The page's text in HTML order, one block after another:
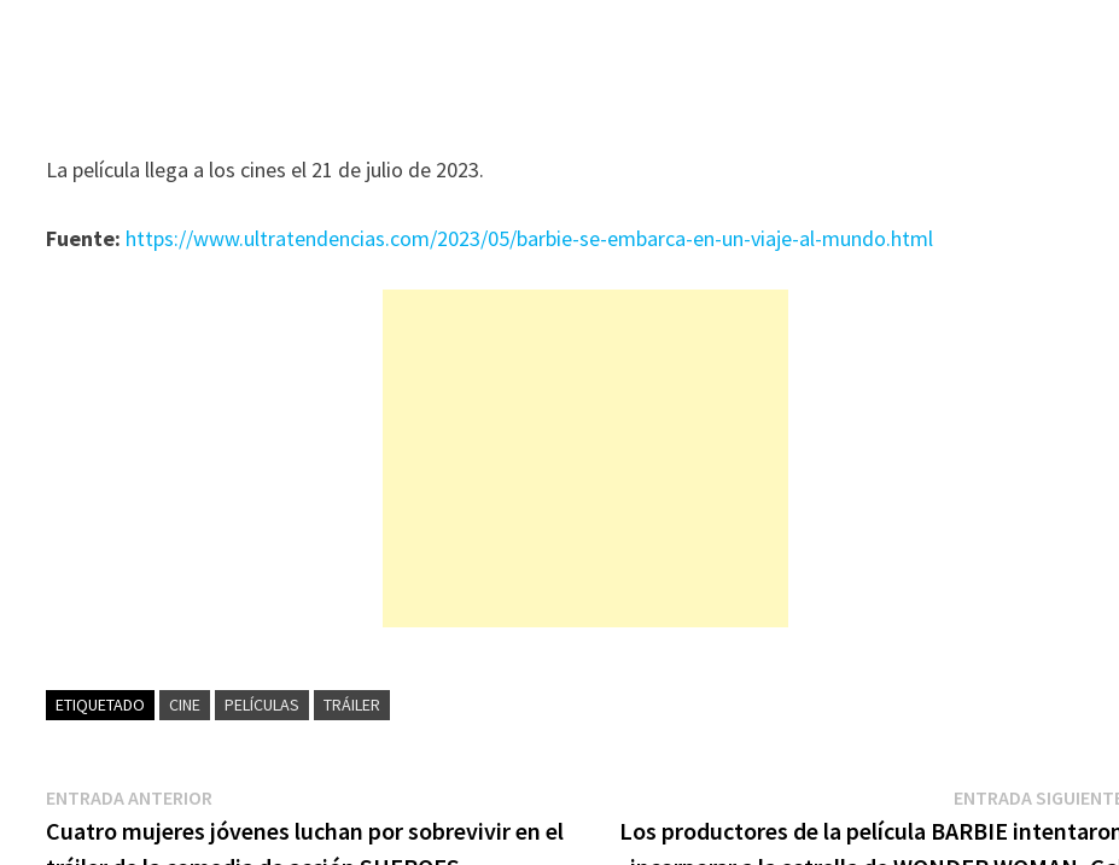
La película llega a los cines el 21 de julio de 2023.
Fuente: https://www.ultratendencias.com/2023/05/barbie-se-embarca-en-un-viaje-al-mundo.html
ETIQUETADO CINE PELÍCULAS TRÁILER
Navegación
de
ENTRADA ANTERIOR
anterior:
Cuatro mujeres jóvenes luchan por sobrevivir en el
ENTRADA
Los productores de la película BARBIE